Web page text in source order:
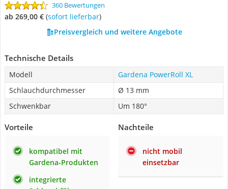
360 Bewertungen
ab 269,00 € ( Sofort lieferbar)
Preisvergleich und weitere Angebote
Technische Details
Modell
Gardena PowerRoll XL
Schlauchdurchmesser
Ø 13 mm
Schwenkbar
Um 180°
Vorteile
kompatibel mit
Gardena-Produkten
integrierte
Nachteile
nicht mobil
einsetzbar